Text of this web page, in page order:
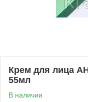
Крем для лица
55мл
В наличии